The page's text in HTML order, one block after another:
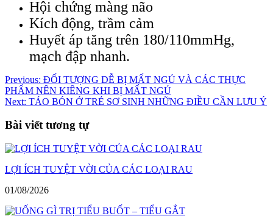
Hội chứng màng não
Kích động, trầm cảm
Huyết áp tăng trên 180/110mmHg,
mạch đập nhanh.
Điều
hướng
viết
Previous: ĐỐI TƯỢNG DỄ BỊ MẤT NGỦ VÀ CÁC THỰC
PHẨM NÊN KIÊNG KHI BỊ MẤT NGỦ
Next: TÁO BÓN Ở TRẺ SƠ SINH NHỮNG ĐIỀU CẦN LƯU Ý
Bài viết tương tự
LỢI ÍCH TUYỆT VỜI CỦA CÁC LOẠI RAU
01/08/2026